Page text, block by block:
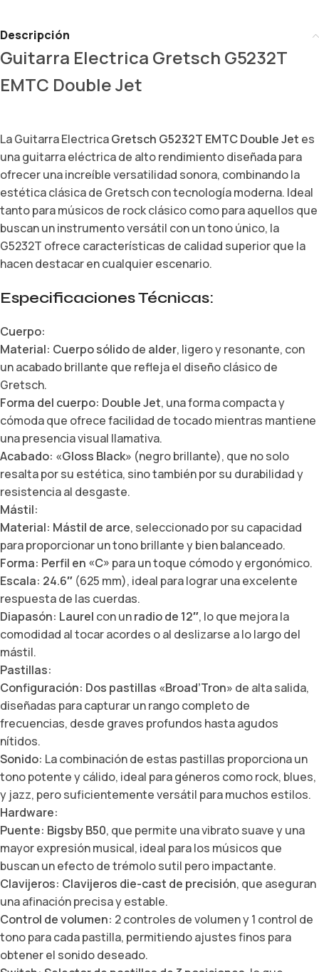
Descripción
Guitarra Electrica Gretsch G5232T
EMTC Double Jet
La Guitarra ElectricaGretsch G5232T EMTC Double Jet es
una guitarra eléctrica de alto rendimiento diseñada para
ofrecer una increíble versatilidad sonora, combinando la
estética clásica de Gretsch con tecnología moderna. Ideal
tanto para músicos de rock clásico como para aquellos que
buscan un instrumento versátil con un tono único, la
G5232T ofrece características de calidad superior que la
hacen destacar en cualquier escenario.
Especificaciones Técnicas:
Cuerpo:
Material: Cuerpo sólidode alder, ligero y resonante, con
un acabado brillante que refleja el diseño clásico de
Gretsch.
Forma del cuerpo: Double Jet, una forma compacta y
cómoda que ofrece facilidad de tocado mientras mantiene
una presencia visual llamativa.
Acabado: «Gloss Black» (negro brillante), que no solo
resalta por su estética, sino también por su durabilidad y
resistencia al desgaste.
Mástil:
Material: Mástil de arce, seleccionado por su capacidad
para proporcionar un tono brillante y bien balanceado.
Forma: Perfil en «C» para un toque cómodo y ergonómico.
Escala: 24.6″ (625 mm), ideal para lograr una excelente
respuesta de las cuerdas.
Diapasón: Laurel con unradio de 12″, lo que mejora la
comodidad al tocar acordes o al deslizarse a lo largo del
mástil.
Pastillas:
Configuración: Dos pastillas «Broad’Tron» de alta salida,
diseñadas para capturar un rango completo de
frecuencias, desde graves profundos hasta agudos
nítidos.
Sonido: La combinación de estas pastillas proporciona un
tono potente y cálido, ideal para géneros como rock, blues,
y jazz, pero suficientemente versátil para muchos estilos.
Hardware:
Puente: Bigsby B50, que permite una vibrato suave y una
mayor expresión musical, ideal para los músicos que
buscan un efecto de trémolo sutil pero impactante.
Clavijeros: Clavijeros die-cast de precisión, que aseguran
una afinación precisa y estable.
Control de volumen: 2 controles de volumen y 1 control de
tono para cada pastilla, permitiendo ajustes finos para
obtener el sonido deseado.